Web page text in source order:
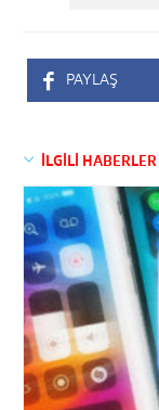
PAYLAŞ
İLGİLİ HABERLER